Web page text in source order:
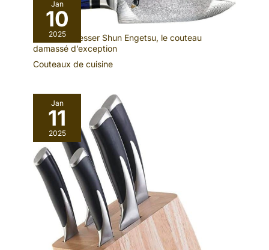
Jan
10
2025
Test : kai Messer Shun Engetsu, le couteau
damassé d’exception
Couteaux de cuisine
Jan
11
2025